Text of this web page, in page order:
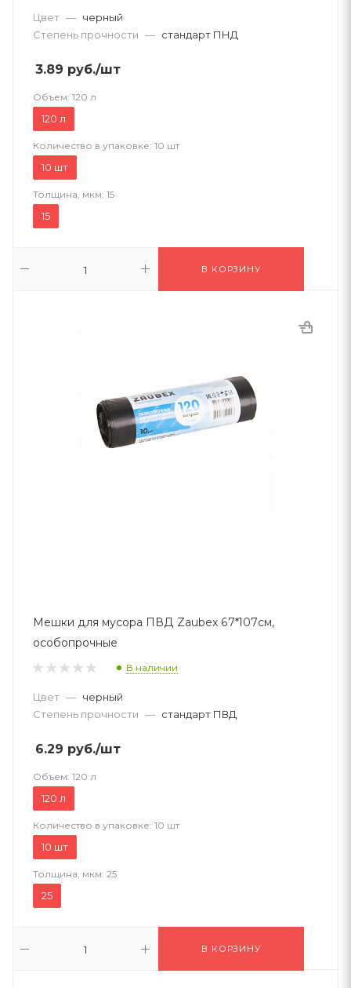
Цвет — черный
Степень прочности — стандарт ПНД
3.89 руб./шт
Объем: 120 л
120 л
Количество в упаковке: 10 шт
10 шт
Толщина, мкм: 15
15
В КОРЗИНУ
Мешки для мусора ПВД Zaubex 67*107см,
особопрочные
В наличии
Цвет — черный
Степень прочности — стандарт ПВД
6.29 руб./шт
Объем: 120 л
120 л
Количество в упаковке: 10 шт
10 шт
Толщина, мкм: 25
25
В КОРЗИНУ